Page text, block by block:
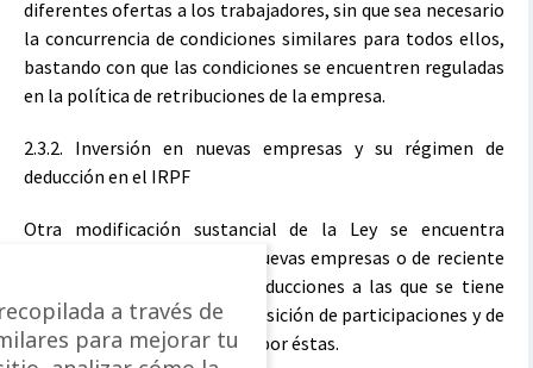
diferentes ofertas a los trabajadores, sin que sea necesario
la concurrencia de condiciones similares para todos ellos,
bastando con que las condiciones se encuentren reguladas
en la política de retribuciones de la empresa.
2.3.2. Inversión en nuevas empresas y su régimen de
deducción en el IRPF
Otra modificación sustancial de la Ley se encuentra
destinada a la inversión en nuevas empresas o de reciente
creación, modificando las deducciones a las que se tiene
acceso con motivo de la adquisición de participaciones y de
los rendimientos producidos por éstas.
a través de
para mejorar tu